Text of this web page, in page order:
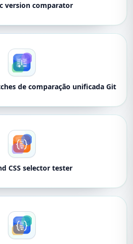
version comparator
de comparação unificada Git
CSS selector tester